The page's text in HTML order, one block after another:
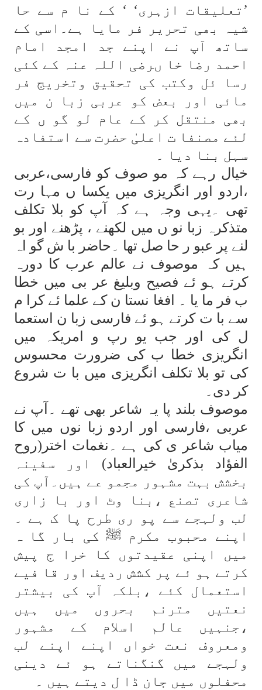
’تعلیقات ازہری‘ ‘ کے نا م سے حا
شیہ بھی تحریر فر مایا ہے۔اسی کے
ساتھ آپ نے اپنے جد امجد امام
احمد رضا خا ںرضی اللہ عنہ کے کئی
رسا ئل وکتب کی تحقیق وتخریج فر
مائی اور بعض کو عربی زبا ن میں
بھی منتقل کر کے عام لو گو ں کے
لئے مصنفا ت اعلیٰ حضرت سے استفادہ
سہل بنا دیا ۔
خیال رہے کہ مو صوف کو فارسی،عربی
،اردو اور انگریزی میں یکسا ں مہا رت
تھی ۔یہی وجہ ہے کہ آپ کو بلا تکلف
متذکرہ زبا نو ں میں لکھنے ، پڑھنے اور بو
لنے پر عبو ر حا صل تھا ۔حاضر با ش گو اہ
ہیں کہ موصوف نے عالم عرب کا دورہ
کرتے ہو ئے فصیح وبلیغ عر بی میں خطا
ب فر ما یا ۔ افغا نستا ن کے علما ئے کرا م
سے با ت کرتے ہو ئے فارسی زبا ن استعما
ل کی اور جب یو رپ و امریکہ میں
انگریزی خطا ب کی ضرورت محسوس
کی تو بلا تکلف انگریزی میں با ت شروع
کر دی۔
موصوف بلند پا یہ شاعر بھی تھے ۔آپ نے
عربی ،فارسی اور اردو زبا نوں میں کا
میاب شاعر ی کی ہے ۔نغمات اختر(روح
الفؤاد بذکریٰ خیرالعباد) اور سفینہ
بخشش بہت مشہور مجمو عے ہیں۔آپ کی
شاعری تصنع ،بنا وٹ اور با زاری
لب ولہجے سے پو ری طرح پا ک ہے ۔
اپنے محبوب مکرم ﷺ کی بار گا ہ
میں اپنی عقیدتوں کا خرا ج پیش
کرتے ہو ئے پر کشش ردیف اور قا فیے
استعمال کئے ،بلکہ آپ کی بیشتر
نعتیں مترنم بحروں میں ہیں
،جنہیں عالم اسلام کے مشہور
ومعروف نعت خواں اپنے اپنے لب
ولہجے میں گنگناتے ہو ئے دینی
محفلوں میں جان ڈا ل دیتے ہیں ۔